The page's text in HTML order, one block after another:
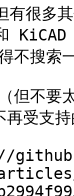
很多
不搜索
（但不
受支